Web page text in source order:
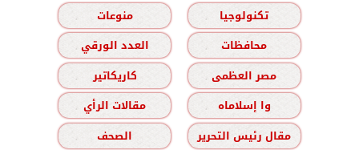
تكنولوجيا
منوعات
محافظات
العدد الورقي
مصر العظمى
كاريكاتير
وا إسلاماه
مقالات الرأي
مقال رئيس التحرير
الصحف